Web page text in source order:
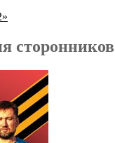
»
сторонников